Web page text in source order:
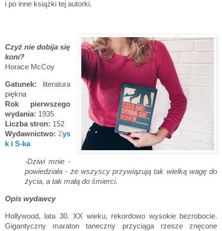
i po inne książki tej autorki.
Czyż nie dobija się
koni?
Horace McCoy
Gatunek: literatura
piękna
Rok pierwszego
wydania: 1935
Liczba stron: 152
Wydawnictwo:Zys
k i S-ka
-Dziwi mnie -
powiedziała - że wszyscy przywiązują tak wielką wagę do
życia, a tak małą do śmierci.
Opis wydawcy
Hollywood, lata 30. XX wieku, rekordowo wysokie bezrobocie.
Gigantyczny maraton taneczny przyciąga rzesze znęcone